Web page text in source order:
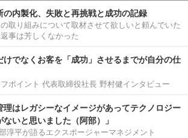
の内製化、失敗と再挑戦と成功の記録
取り組みについて取材させて欲しいと頼んでいた
事は芳しくなかった
けでなくお客を「成功」させるまでが自分の仕
ポイント 代表取締役社長 野村健インタビュー
理はレガシーなイメージがあってテクノロジー
ないと思いました（阿部）」
淳平が語るエクスポージャーマネジメント